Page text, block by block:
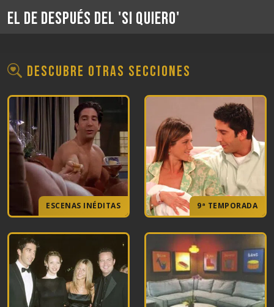
El de después del 'Si quiero'
Descubre otras secciones
ESCENAS INÉDITAS 9ª TEMPORADA